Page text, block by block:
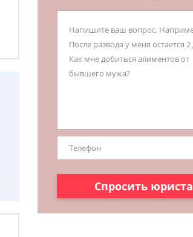
Спросить юриста